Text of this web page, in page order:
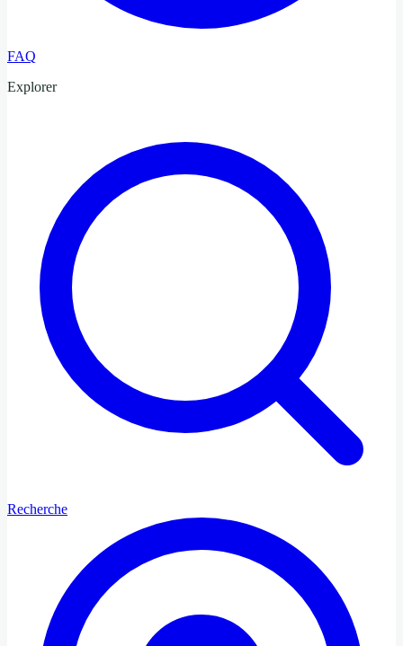
FAQ
Explorer
Recherche